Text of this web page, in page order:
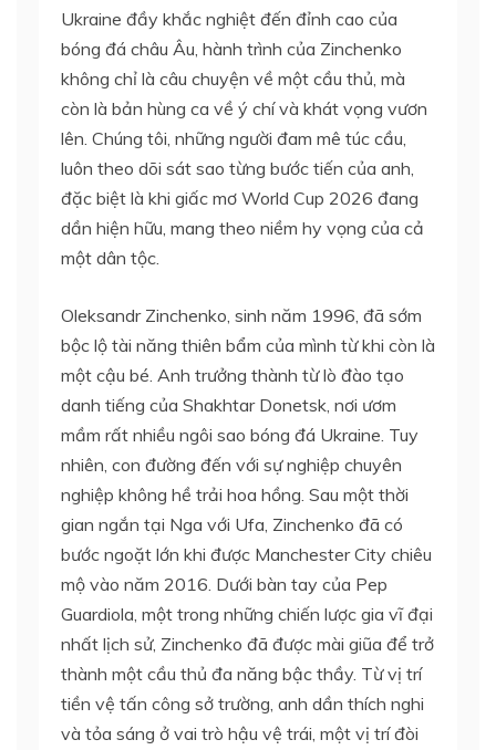
Ukraine đầy khắc nghiệt đến đỉnh cao của
bóng đá châu Âu, hành trình của Zinchenko
không chỉ là câu chuyện về một cầu thủ, mà
còn là bản hùng ca về ý chí và khát vọng vươn
lên. Chúng tôi, những người đam mê túc cầu,
luôn theo dõi sát sao từng bước tiến của anh,
đặc biệt là khi giấc mơ World Cup 2026 đang
dần hiện hữu, mang theo niềm hy vọng của cả
một dân tộc.
Oleksandr Zinchenko, sinh năm 1996, đã sớm
bộc lộ tài năng thiên bẩm của mình từ khi còn là
một cậu bé. Anh trưởng thành từ lò đào tạo
danh tiếng của Shakhtar Donetsk, nơi ươm
mầm rất nhiều ngôi sao bóng đá Ukraine. Tuy
nhiên, con đường đến với sự nghiệp chuyên
nghiệp không hề trải hoa hồng. Sau một thời
gian ngắn tại Nga với Ufa, Zinchenko đã có
bước ngoặt lớn khi được Manchester City chiêu
mộ vào năm 2016. Dưới bàn tay của Pep
Guardiola, một trong những chiến lược gia vĩ đại
nhất lịch sử, Zinchenko đã được mài giũa để trở
thành một cầu thủ đa năng bậc thầy. Từ vị trí
tiền vệ tấn công sở trường, anh dần thích nghi
và tỏa sáng ở vai trò hậu vệ trái, một vị trí đòi